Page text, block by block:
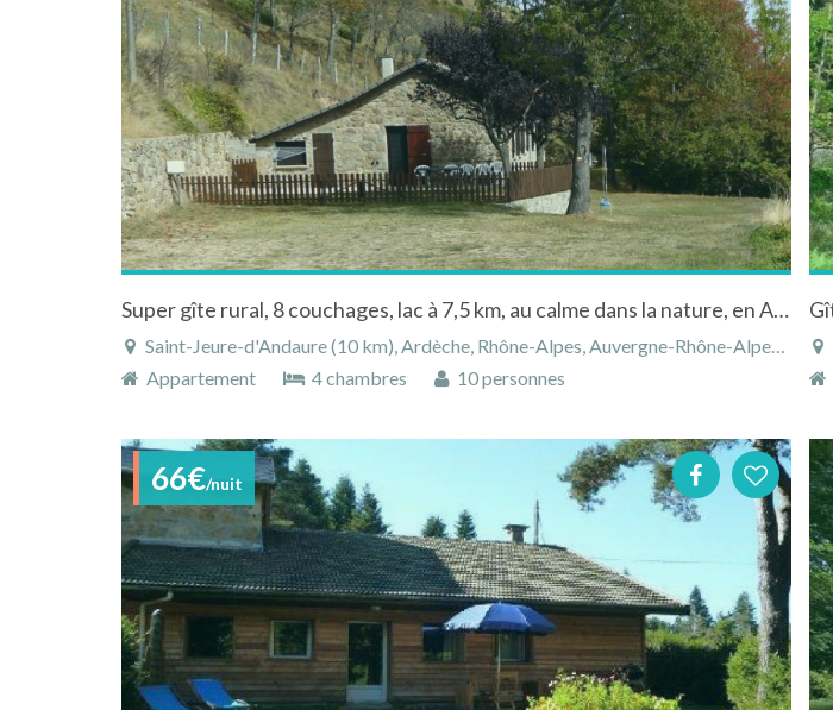
Super gîte rural, 8 couchages, lac à 7,5 km, au calme dans la nature, en Ardèche Rhône-Alpes France dans une batisse en pierres
Saint-Jeure-d'Andaure (10 km), Ardèche, Rhône-Alpes, Auvergne-Rhône-Alpes, France
Appartement
4 chambres 10 personnes
66€/nuit